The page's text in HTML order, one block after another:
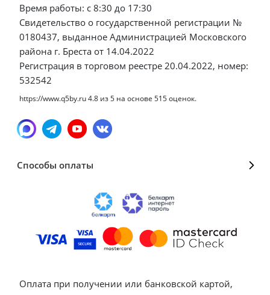
Время работы: с 8:30 до 17:30
Свидетельство о государственной регистрации №
0180437, выданное Администрацией Московского
района г. Бреста от 14.04.2022
Регистрация в торговом реестре 20.04.2022, номер:
532542
https://www.q5by.ru4.8 из5 на основе 515оценок.
Способы оплаты
Оплата при получении или банковской картой,